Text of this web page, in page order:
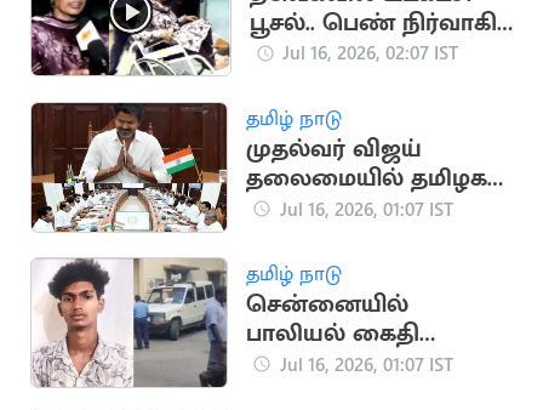
பூசல்.. பெண் நிர்வாகி
ஆடை கிழிப்பு
Jul 16, 2026, 02:07 IST
தமிழ் நாடு
முதல்வர் விஜய்
தலைமையில் தமிழக
அமைச்சரவை இன்று
Jul 16, 2026, 01:07 IST
தமிழ் நாடு
சென்னையில்
பாலியல் கைதி
போலீஸிடமிருந்து
Jul 16, 2026, 01:07 IST